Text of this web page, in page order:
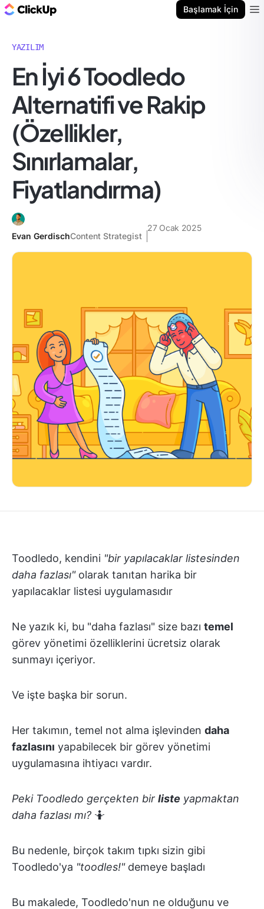
Başlamak İçin
YAZILIM
En İyi 6 Toodledo
Alternatifi ve Rakip
(Özellikler,
Sınırlamalar,
Fiyatlandırma)
Evan GerdischContent Strategist
27 Ocak 2025
Toodledo, kendini "bir yapılacaklar listesinden
daha fazlası"olarak tanıtan harika bir
yapılacaklar listesi uygulamasıdır
Ne yazık ki, bu "daha fazlası" size bazı temel
görev yönetimi özelliklerini ücretsiz olarak
sunmayı içeriyor.
Ve işte başka bir sorun.
Her takımın, temel not alma işlevinden daha
fazlasını yapabilecek bir görev yönetimi
uygulamasına ihtiyacı vardır.
Peki Toodledo gerçekten bir liste yapmaktan
daha fazlası mı? 🤷
Bu nedenle, birçok takım tıpkı sizin gibi
Toodledo'ya "toodles!"demeye başladı
Bu makalede, Toodledo'nun ne olduğunu ve